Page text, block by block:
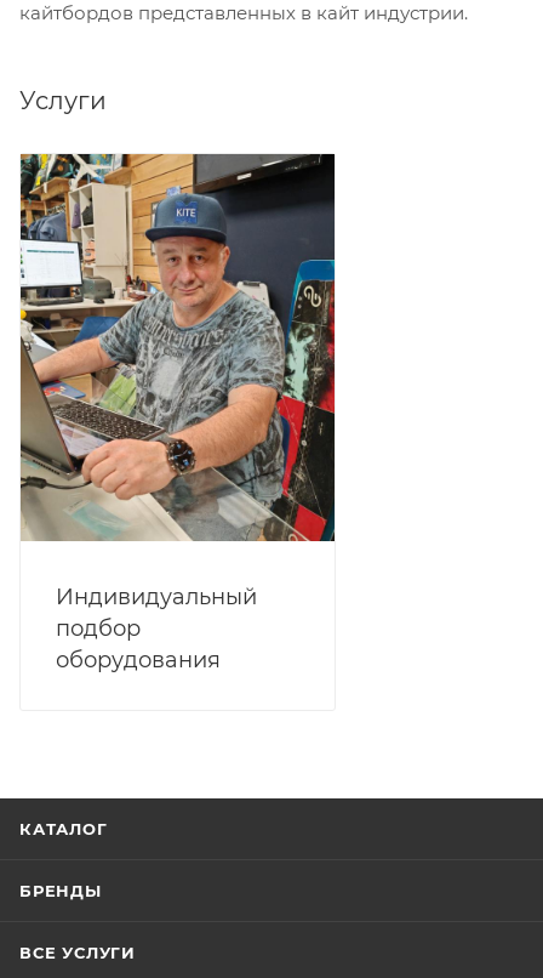
кайтбордов представленных в кайт индустрии.
Услуги
Индивидуальный
подбор
оборудования
КАТАЛОГ
БРЕНДЫ
ВСЕ УСЛУГИ